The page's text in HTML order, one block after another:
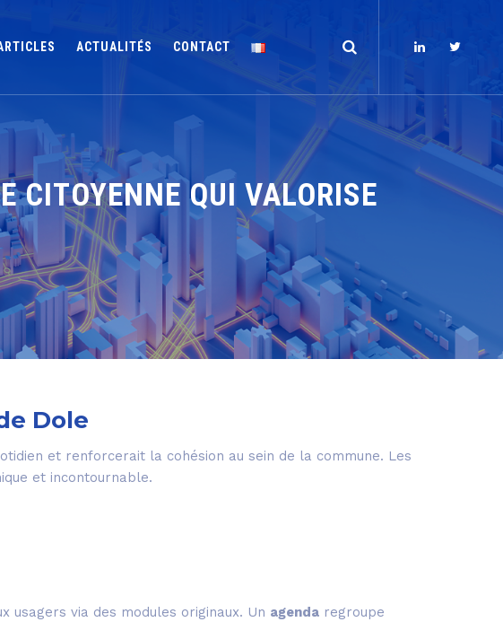
ACTUALITÉS CONTACT
CITOYENNE QUI VALORISE
Dole
et renforcerait la cohésion au sein de la commune. Les
et incontournable.
usagers via des modules originaux. Un agenda regroupe